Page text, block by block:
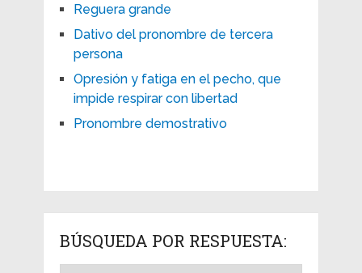
Reguera grande
Dativo del pronombre de tercera
persona
Opresión y fatiga en el pecho, que
impide respirar con libertad
Pronombre demostrativo
BÚSQUEDA POR RESPUESTA: